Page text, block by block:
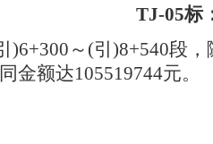
TJ-05标
)6+300～(引)8+540段，
金额达105519744元。